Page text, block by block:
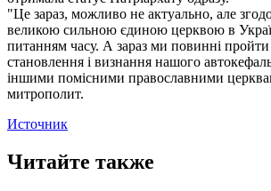
"Це зараз, можливо не актуально, але
великою сильною єдиною церквою в
питанням часу. А зараз ми повинні пройти
становлення і визнання нашого
іншими помісними православними
митрополит.
Источник
Читайте также